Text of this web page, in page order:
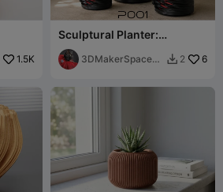
1.5K
Sculptural Planter:
Stranger Things
3DMakerSpaceOf
 2 6